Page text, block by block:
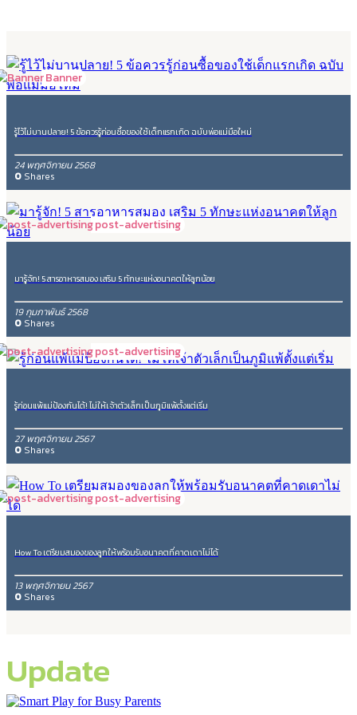
Banner
รู้ไว้ไม่บานปลาย! 5 ข้อควรรู้ก่อนซื้อของใช้เด็กแรกเกิด ฉบับพ่อแม่มือใหม่
24 พฤศจิกายน 2568
0 Shares
post-advertising
มารู้จัก! 5 สารอาหารสมอง เสริม 5 ทักษะแห่งอนาคตให้ลูกน้อย
19 กุมภาพันธ์ 2568
0 Shares
post-advertising
รู้ก่อนแพ้แม่ป้องกันได้! ไม่ให้เจ้าตัวเล็กเป็นภูมิแพ้ตั้งแต่เริ่ม
27 พฤศจิกายน 2567
0 Shares
post-advertising
How To เตรียมสมองของลูกให้พร้อมรับอนาคตที่คาดเดาไม่ได้
13 พฤศจิกายน 2567
0 Shares
Update